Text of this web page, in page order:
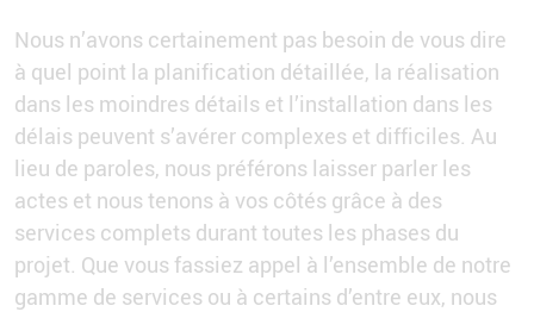
Nous n’avons certainement pas besoin de vous dire
à quel point la planification détaillée, la réalisation
dans les moindres détails et l’installation dans les
délais peuvent s’avérer complexes et difficiles. Au
lieu de paroles, nous préférons laisser parler les
actes et nous tenons à vos côtés grâce à des
services complets durant toutes les phases du
projet. Que vous fassiez appel à l’ensemble de notre
gamme de services ou à certains d’entre eux, nous